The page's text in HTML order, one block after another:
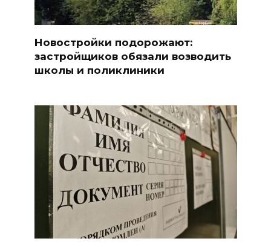
Новостройки подорожают:
застройщиков обязали возводить
школы и поликлиники